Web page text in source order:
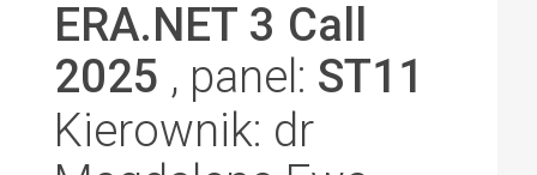
ERA.NET 3 Call
2025 , panel: ST11
Kierownik: dr